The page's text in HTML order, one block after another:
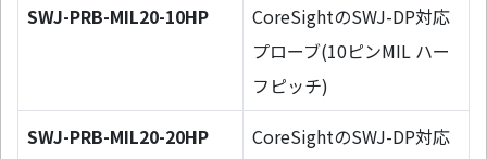
SWJ-PRB-MIL20-10HP
CoreSightのSWJ-DP対応
プローブ(10ピンMIL ハー
フピッチ)
SWJ-PRB-MIL20-20HP
CoreSightのSWJ-DP対応